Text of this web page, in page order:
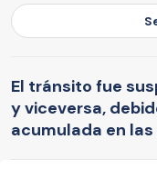
El tránsito fue
y viceversa,
acumulada en